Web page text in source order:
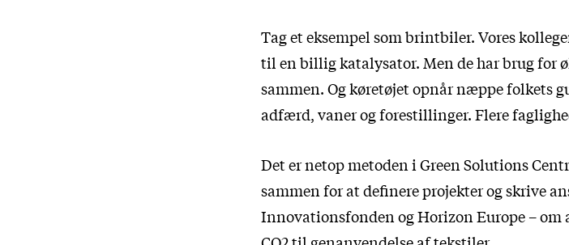
Tag et eksempel som brintbiler. Vores
til en billig katalysator. Men de har brug for
sammen. Og køretøjet opnår næppe folkets
adfærd, vaner og forestillinger. Flere
Det er netop metoden i Green Solutions
sammen for at definere projekter og skrive
Innovationsfonden og Horizon Europe –